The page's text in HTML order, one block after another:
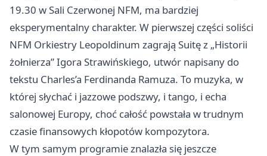
19.30 w Sali Czerwonej NFM, ma bardziej
eksperymentalny charakter. W pierwszej części soliści
NFM Orkiestry Leopoldinum zagrają Suitę z „Historii
żołnierza” Igora Strawińskiego, utwór napisany do
tekstu Charles’a Ferdinanda Ramuza. To muzyka, w
której słychać i jazzowe podszwy, i tango, i echa
salonowej Europy, choć całość powstała w trudnym
czasie finansowych kłopotów kompozytora.
W tym samym programie znalazła się jeszcze